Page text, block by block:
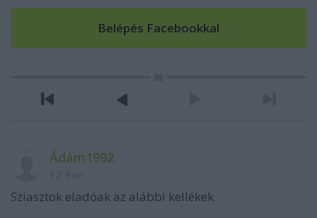
Ádám1992
Sziasztok eladóak az alábbi kellékek